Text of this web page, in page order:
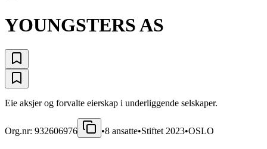
YOUNGSTERS AS
Eie aksjer og forvalte eierskap i underliggende selskaper.
Org.nr: 932606976 •8 ansatte•Stiftet 2023•OSLO